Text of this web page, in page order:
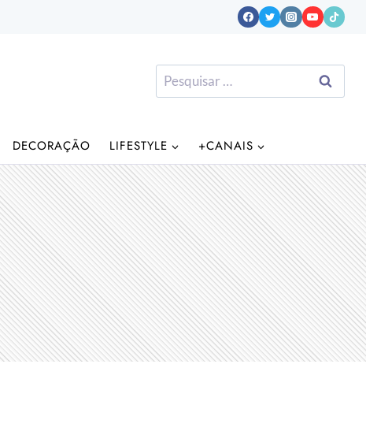
Pesquisar
por:
DECORAÇÃO LIFESTYLE +CANAIS